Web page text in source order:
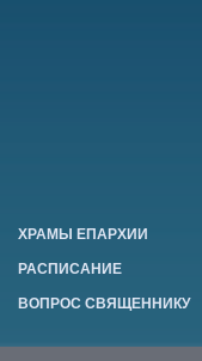
ХРАМЫ ЕПАРХИИ
РАСПИСАНИЕ
ВОПРОС СВЯЩЕННИКУ